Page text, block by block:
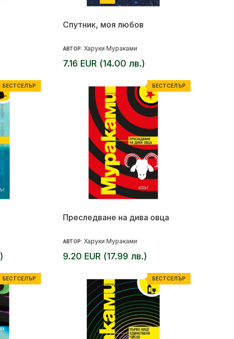
Спутник, моя любов
АВТОР: Харуки Мураками
7.16 EUR (14.00 лв.)
БЕСТСЕЛЪР БЕСТСЕЛЪР
Преследване на дива овца
АВТОР: Харуки Мураками
9.20 EUR (17.99 лв.)
БЕСТСЕЛЪР БЕСТСЕЛЪР